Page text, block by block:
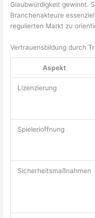
Glaubwürdigkeit gewinnt.
Branchenakteure
regulierten Markt zu
Vertrauensbildung durch
Aspekt
Lizenzierung
Spielerioffnung
Sicherheitsmaßnahmen